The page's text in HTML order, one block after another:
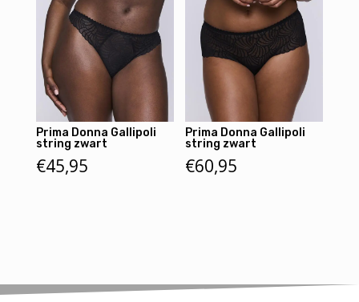
Prima Donna Gallipoli
string zwart
€45,95
Prima Donna Gallipoli
string zwart
€60,95